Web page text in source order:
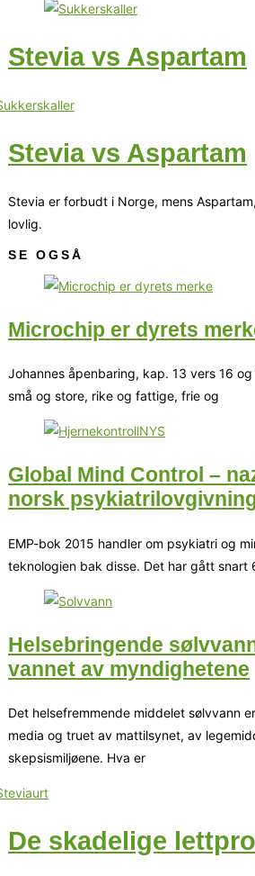
Stevia vs Aspartam
Stevia vs Aspartam
Stevia er forbudt i Norge, mens
lovlig.
SE OGSÅ
Microchip er dyrets
Johannes åpenbaring, kap. 13 vers 16
små og store, rike og fattige, frie og
Global Mind Control –
norsk
EMP-bok 2015 handler om psykiatri og
teknologien bak disse. Det har gått snart
Helsebringende
vannet av myndighetene
Det helsefremmende middelet sølvvann
media og truet av mattilsynet, av
skepsismiljøene. Hva er
De skadelige